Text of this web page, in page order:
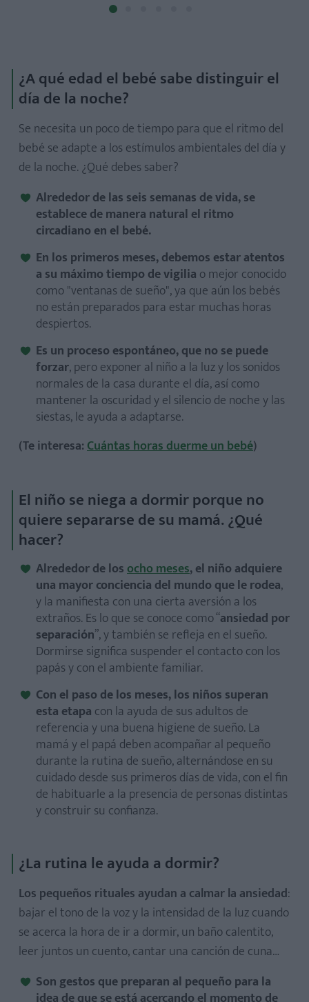
¿A qué edad el bebé sabe distinguir el
día de la noche?
Se necesita un poco de tiempo para que el ritmo del
bebé se adapte a los estímulos ambientales del día y
de la noche. ¿Qué debes saber?
Alrededor de las seis semanas de vida,se
establece de manera natural el ritmo
circadiano en el bebé.
En los primeros meses, debemos estar atentos
a su máximo tiempo de vigilia o mejor conocido
como "ventanas de sueño", ya que aún los bebés
no están preparados para estar muchas horas
despiertos.
Es un proceso espontáneo, que no se puede
forzar, pero exponer al niño a la luz y los sonidos
normales de la casa durante el día, así como
mantener la oscuridad y el silencio de noche y las
siestas, le ayuda a adaptarse.
(Te interesa:Cuántas horas duerme un bebé)
El niño se niega a dormir porque no
quiere separarse de su mamá. ¿Qué
hacer?
Alrededor de losocho meses, el niño adquiere
una mayor conciencia del mundo que le rodea,
y la manifiesta con una cierta aversión a los
extraños. Es lo que se conoce como “ansiedad por
separación”, y también se refleja en el sueño.
Dormirse significa suspender el contacto con los
papás y con el ambiente familiar.
Con el paso de los meses, los niños superan
esta etapa con la ayuda de sus adultos de
referencia y una buena higiene de sueño. La
mamá y el papá deben acompañar al pequeño
durante la rutina de sueño, alternándose en su
cuidado desde sus primeros días de vida, con el fin
de habituarle a la presencia de personas distintas
y construir su confianza.
¿La rutina le ayuda a dormir?
Los pequeños rituales ayudan a calmar la ansiedad:
bajar el tono de la voz y la intensidad de la luz cuando
se acerca la hora de ir a dormir, un baño calentito,
leer juntos un cuento, cantar una canción de cuna…
Son gestos que preparan al pequeño para la